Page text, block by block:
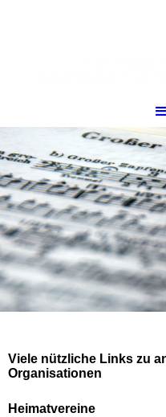
Viele nützliche Links zu
Organisationen
Heimatvereine